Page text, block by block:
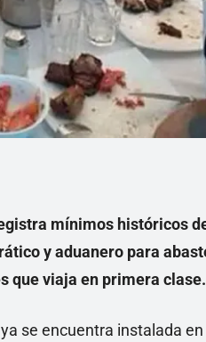
mínimos históricos
y aduanero para
que viaja en primera clase.
se encuentra instalada